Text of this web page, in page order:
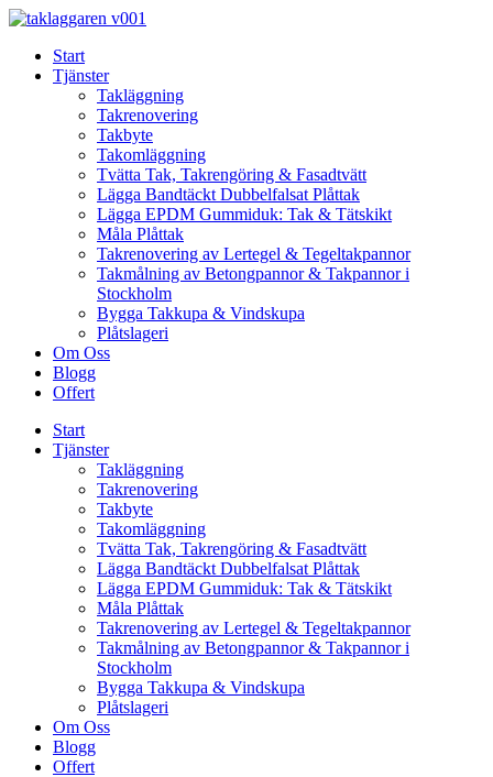
Skip
contentStart
Tjänster
Takläggning
Takrenovering
Takbyte
Takomläggning
Tvätta Tak, Takrengöring & Fasadtvätt
Lägga Bandtäckt Dubbelfalsat Plåttak
Lägga EPDM Gummiduk: Tak & Tätskikt
Måla Plåttak
Takrenovering av Lertegel & Tegeltakpannor
Takmålning av Betongpannor & Takpannor i
Stockholm
Bygga Takkupa & Vindskupa
Plåtslageri
Om Oss
Blogg
Offert
Start
Tjänster
Takläggning
Takrenovering
Takbyte
Takomläggning
Tvätta Tak, Takrengöring & Fasadtvätt
Lägga Bandtäckt Dubbelfalsat Plåttak
Lägga EPDM Gummiduk: Tak & Tätskikt
Måla Plåttak
Takrenovering av Lertegel & Tegeltakpannor
Takmålning av Betongpannor & Takpannor i
Stockholm
Bygga Takkupa & Vindskupa
Plåtslageri
Om Oss
Blogg
Offert